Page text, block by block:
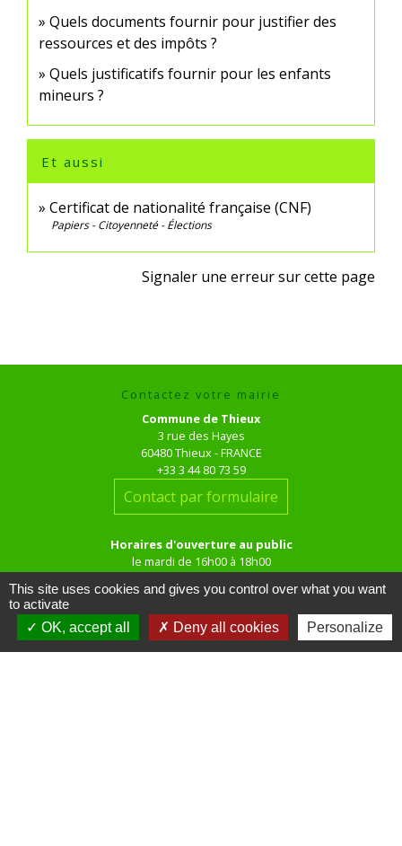
Quels documents fournir pour justifier des
ressources et des impôts ?
Quels justificatifs fournir pour les enfants
mineurs ?
Et aussi
Certificat de nationalité française (CNF)
Papiers - Citoyenneté - Élections
Signaler une erreur sur cette page
Contactez votre mairie
Commune de Thieux
3 rue des Hayes
60480 Thieux - FRANCE
+33 3 44 80 73 59
Contact par formulaire
Horaires d'ouverture au public
le mardi de 16h00 à 18h00
This site uses cookies and gives you control over what you want
to activate
OK, accept all
Deny all cookies Personalize